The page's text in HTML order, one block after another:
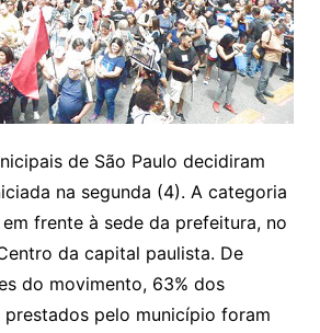
de São Paulo decidiram
na segunda (4). A categoria
frente à sede da prefeitura, no
da capital paulista. De
do movimento, 63% dos
pelo município foram